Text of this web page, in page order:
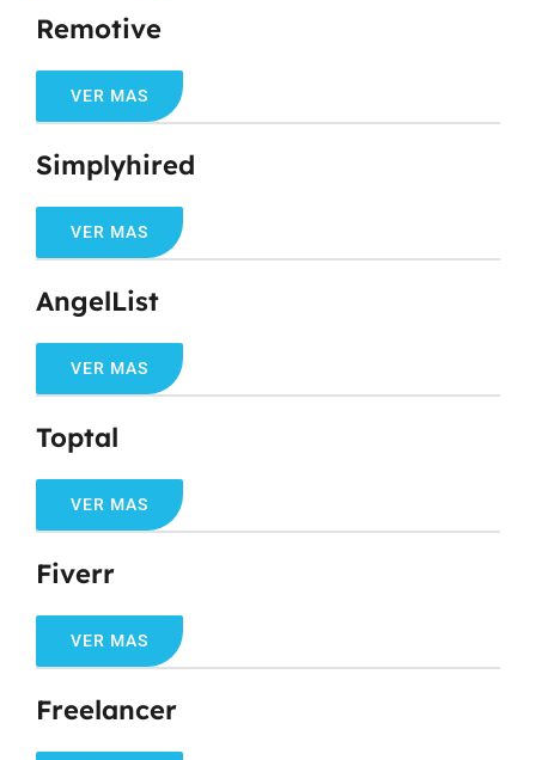
Remotive
VER MAS
Simplyhired
VER MAS
AngelList
VER MAS
Toptal
VER MAS
Fiverr
VER MAS
Freelancer